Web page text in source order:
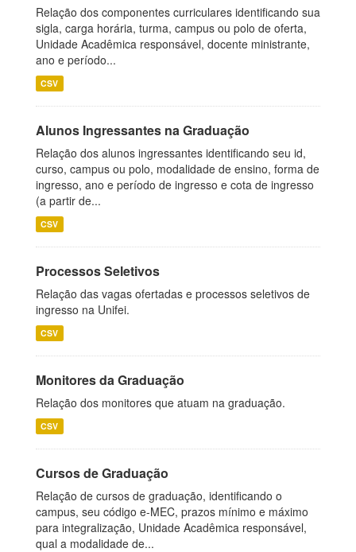
Relação dos componentes curriculares identificando sua
sigla, carga horária, turma, campus ou polo de oferta,
Unidade Acadêmica responsável, docente ministrante,
ano e período...
CSV
Alunos Ingressantes na Graduação
Relação dos alunos ingressantes identificando seu id,
curso, campus ou polo, modalidade de ensino, forma de
ingresso, ano e período de ingresso e cota de ingresso
(a partir de...
CSV
Processos Seletivos
Relação das vagas ofertadas e processos seletivos de
ingresso na Unifei.
CSV
Monitores da Graduação
Relação dos monitores que atuam na graduação.
CSV
Cursos de Graduação
Relação de cursos de graduação, identificando o
campus, seu código e-MEC, prazos mínimo e máximo
para integralização, Unidade Acadêmica responsável,
qual a modalidade de...